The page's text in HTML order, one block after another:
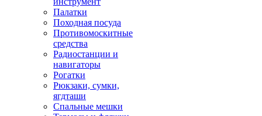
Палатки
Походная посуда
Противомоскитные
средства
Радиостанции и
навигаторы
Рогатки
Рюкзаки, сумки,
ягдташи
Спальные мешки